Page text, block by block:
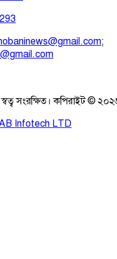
;
সংরক্ষিত। কপিরাইট ©
Infotech LTD